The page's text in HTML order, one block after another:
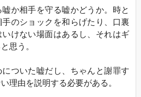
か相手を守る嘘かどうか。時と
のショックを和らげたり、口裏
けない場面はあるし、それはギ
思う。
ついた嘘だし、ちゃんと謝罪す
理由を説明する必要がある。